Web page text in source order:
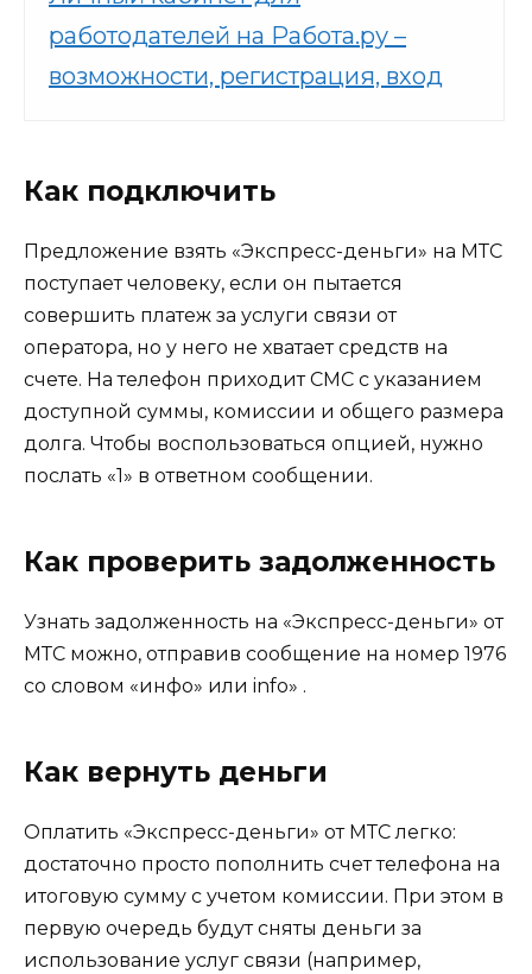
работодателей на Работа.ру –
возможности, регистрация, вход
Как подключить
Предложение взять «Экспресс-деньги» на МТС
поступает человеку, если он пытается
совершить платеж за услуги связи от
оператора, но у него не хватает средств на
счете. На телефон приходит СМС с указанием
доступной суммы, комиссии и общего размера
долга. Чтобы воспользоваться опцией, нужно
послать «1» в ответном сообщении.
Как проверить задолженность
Узнать задолженность на «Экспресс-деньги» от
МТС можно, отправив сообщение на номер 1976
со словом «инфо» или info» .
Как вернуть деньги
Оплатить «Экспресс-деньги» от МТС легко:
достаточно просто пополнить счет телефона на
итоговую сумму с учетом комиссии. При этом в
первую очередь будут сняты деньги за
использование услуг связи (например,